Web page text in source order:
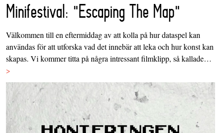
Minifestival: "Escaping The Map"
Välkommen till en eftermiddag av att kolla på hur dataspel kan
användas för att utforska vad det innebär att leka och hur konst kan
skapas. Vi kommer titta på några intressant filmklipp, så kallade…
>